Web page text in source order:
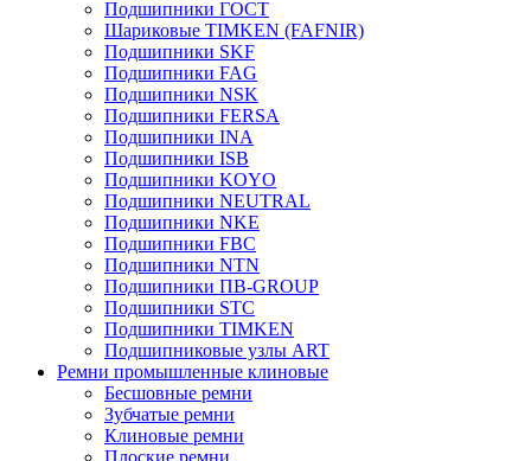
Подшипники ГОСТ
Шариковые ТІMKEN (FAFNIR)
Подшипники SKF
Подшипники FAG
Подшипники NSK
Подшипники FERSA
Подшипники INA
Подшипники ISB
Подшипники KOYO
Подшипники NEUTRAL
Подшипники NKE
Подшипники FBC
Подшипники NTN
Подшипники ПВ-GROUP
Подшипники STC
Подшипники TIMKEN
Подшипниковые узлы ART
Ремни промышленные клиновые
Бесшовные ремни
Зубчатые ремни
Клиновые ремни
Плоские ремни